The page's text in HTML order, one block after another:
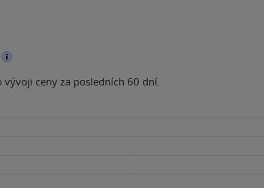
vývoji ceny za posledních 60 dní.